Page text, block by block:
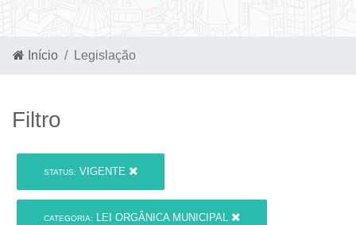
Início Legislação
Filtro
STATUS: VIGENTE
CATEGORIA: LEI ORGÂNICA MUNICIPAL